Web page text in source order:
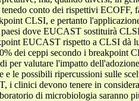
conto dei rispettivi ECOFF,
CLSI, e pertanto
dove EUCAST sostituirà
EUCAST rispetto a CLSI dà
dei ceppi secondo i breakpoint
per valutare l'impatto
le possibili ripercussioni sulle
clinici devono tenere in
di microbiologia saranno